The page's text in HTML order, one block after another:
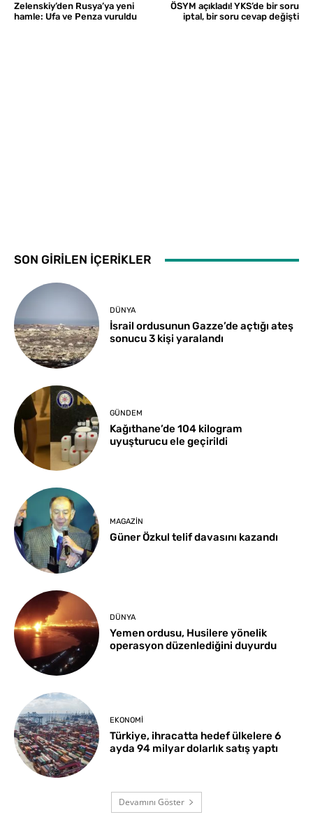
Zelenskiy’den Rusya’ya yeni
hamle: Ufa ve Penza vuruldu
ÖSYM açıkladı! YKS’de bir soru
iptal, bir soru cevap değişti
SON GİRİLEN İÇERİKLER
DÜNYA
İsrail ordusunun Gazze’de açtığı ateş
sonucu 3 kişi yaralandı
GÜNDEM
Kağıthane’de 104 kilogram
uyuşturucu ele geçirildi
MAGAZIN
Güner Özkul telif davasını kazandı
DÜNYA
Yemen ordusu, Husilere yönelik
operasyon düzenlediğini duyurdu
EKONOMI
Türkiye, ihracatta hedef ülkelere 6
ayda 94 milyar dolarlık satış yaptı
Devamını Göster